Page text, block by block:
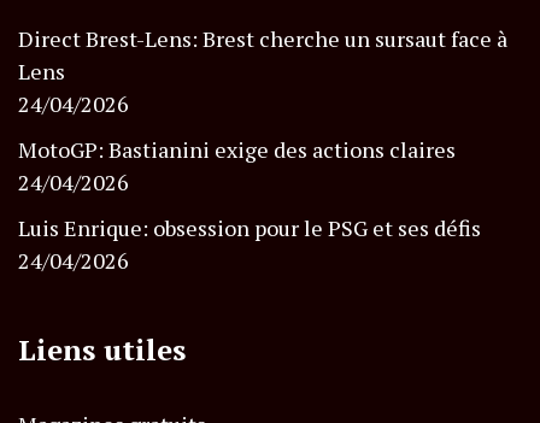
Direct Brest-Lens: Brest cherche un sursaut face à
Lens
24/04/2026
MotoGP: Bastianini exige des actions claires
24/04/2026
Luis Enrique: obsession pour le PSG et ses défis
24/04/2026
Liens utiles